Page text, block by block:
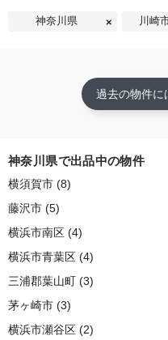
神奈川県 川崎
過去の物件に
神奈川県で出品中の物件
横須賀市 (8)
藤沢市 (5)
横浜市南区 (4)
横浜市青葉区 (4)
三浦郡葉山町 (3)
茅ヶ崎市 (3)
横浜市瀬谷区 (2)